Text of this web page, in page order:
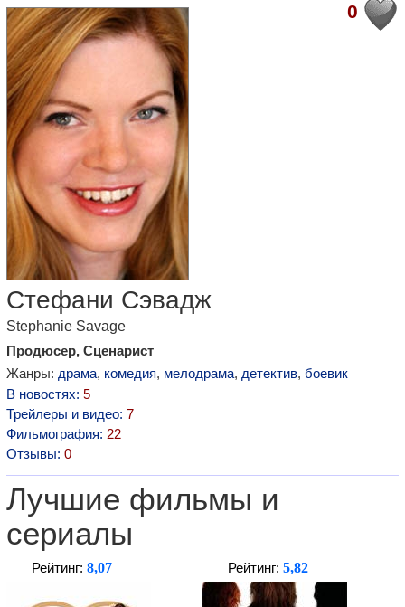
0
Стефани Сэвадж
Stephanie Savage
Продюсер, Сценарист
Жанры: драма, комедия, мелодрама, детектив, боевик
В новостях: 5
Трейлеры и видео: 7
Фильмография: 22
Отзывы: 0
Лучшие фильмы и
сериалы
Рейтинг: 8,07 Рейтинг: 5,82